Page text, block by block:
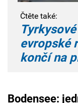
Čtěte také:
evropské
končí na
Bodensee: